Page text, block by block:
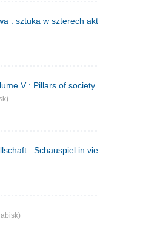
: sztuka w szterech aktach
V : Pillars of society ; A doll's
: Schauspiel in vier Aufzügen